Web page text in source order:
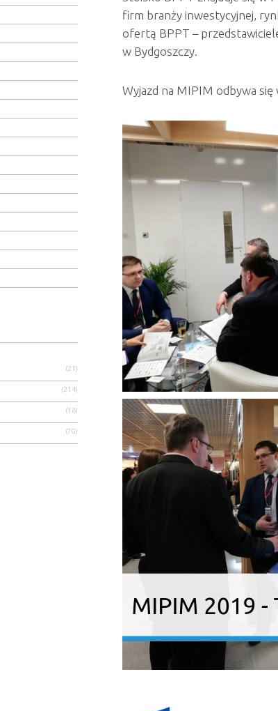
firm branży inwestycyjnej,
ofertą BPPT –
w Bydgoszczy.
Wyjazd na MIPIM odbywa
(21)
(214)
(18)
(70)